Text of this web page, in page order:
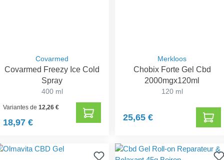
Covarmed
Covarmed Freezy Ice Cold
Spray
400 ml
Variantes de12,26 €
18,97 €
Merkloos
Chobix Forte Gel Cbd
2000mgx120ml
120 ml
25,65 €